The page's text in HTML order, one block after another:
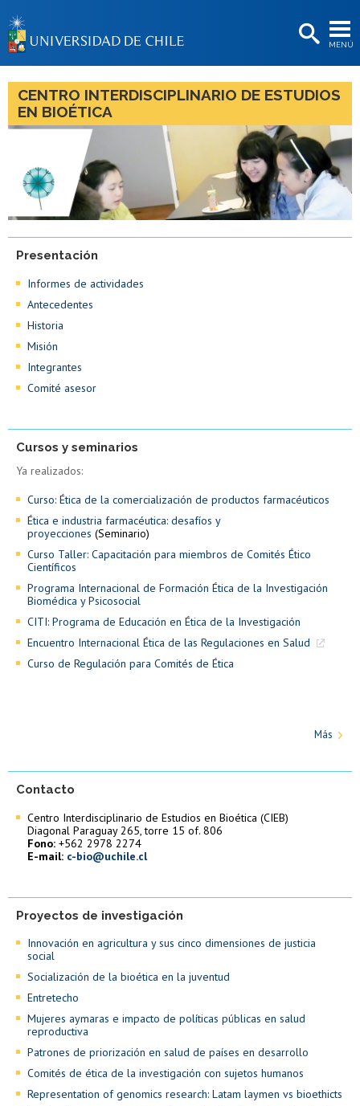
MENÚ
BIBLIOTECAS
LA UNIVERSIDAD
Estudiantes
Académicas/os
Funcionarias/os
CENTRO INTERDISCIPLINARIO DE ESTUDIOS
EN BIOÉTICA
Presentación
Informes de actividades
Antecedentes
Historia
Misión
Integrantes
Comité asesor
Cursos y seminarios
Ya realizados:
Curso: Ética de la comercialización de productos farmacéuticos
Ética e industria farmacéutica: desafíos y
proyecciones (Seminario)
Curso Taller: Capacitación para miembros de Comités Ético
Científicos
Programa Internacional de Formación Ética de la Investigación
Biomédica y Psicosocial
CITI: Programa de Educación en Ética de la Investigación
Encuentro Internacional Ética de las Regulaciones en Salud
Curso de Regulación para Comités de Ética
Más
Contacto
Centro Interdisciplinario de Estudios en Bioética (CIEB)
Diagonal Paraguay 265, torre 15 of. 806
Fono: +562 2978 2274
E-mail: c-bio@uchile.cl
Proyectos de investigación
Innovación en agricultura y sus cinco dimensiones de justicia
social
Socialización de la bioética en la juventud
Entretecho
Mujeres aymaras e impacto de políticas públicas en salud
reproductiva
Patrones de priorización en salud de países en desarrollo
Comités de ética de la investigación con sujetos humanos
Representation of genomics research: Latam laymen vs bioethicts